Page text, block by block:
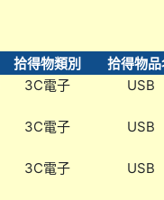
拾得物類別
拾得物
3C電子 USB
3C電子 USB
3C電子 USB